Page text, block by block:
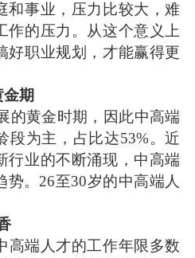
和事业，压力比较大，难
作的压力。从这个意义上
好职业规划，才能赢得更
期
的黄金时期，因此中高端
段为主，占比达53%。近
行业的不断涌现，中高端
势。26至30岁的中高端人
端人才的工作年限多数